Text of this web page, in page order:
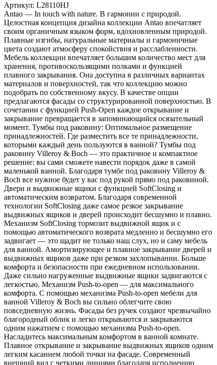
Артикул: L28110HJ
Antao — In touch with nature. В гармонии с природой.
Целостная концепция дизайна коллекции Antao впечатляет
своим органичным языком форм, вдохновленным природой.
Плавные изгибы, натуральные материалы и гармоничные
цвета создают атмосферу спокойствия и расслабленности.
Мебель коллекции впечатляет большим количество мест для
хранения, противоскользящими полками и функцией
плавного закрывания. Она доступна в различных вариантах
материалов и поверхностей, так что коллекцию можно
подобрать по собственному вкусу. В качестве опции
предлагаются фасады со структурированной поверхностью. В
сочетании с функцией Push-Open каждое открывание и
закрывание превращается в запоминающийся осязательный
момент. Тумбы под раковину: Оптимальное размещение
принадлежностей. Где разместить все те принадлежности,
которыми каждый день пользуются в ванной? Тумбы под
раковину Villeroy & Boch — это практичное и компактное
решение: вы сами сможете навести порядок даже в самой
маленькой ванной. Благодаря тумбе под раковину Villeroy &
Boch все нужное будет у вас под рукой прямо под раковиной.
Двери и выдвижные ящики с функцией SoftClosing и
автоматическим возвратом. Благодаря современной
технологии SoftClosing даже самое резкое закрывание
выдвижных ящиков и дверей происходит бесшумно и плавно.
Механизм SoftClosing тормозит выдвижной ящик и с
помощью автоматического возврата медленно и бесшумно его
задвигает — это щадит не только наш слух, но и саму мебель
для ванной. Амортизирующее и плавное закрывание дверей и
выдвижных ящиков даже при резком захлопывании. Больше
комфорта и безопасности при ежедневном использовании.
Даже сильно нагруженные выдвижные ящики задвигаются с
легкостью. Механизм Push-to-open — для максимального
комфорта. С помощью механизма Push-to-open мебели для
ванной Villeroy & Boch вы сильно облегчите свою
повседневную жизнь. Фасады без ручек создают чрезвычайно
благородный облик и легко открываются и закрываются
одним нажатием с помощью механизма Push-to-open.
Насладитесь максимальным комфортом в ванной комнате.
Плавное открывание и закрывание выдвижных ящиков одним
легким касанием любой точки на фасаде. Современный
внешний вид с четкими линиями благодаря исполнению